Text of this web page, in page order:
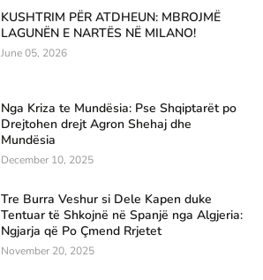
KUSHTRIM PËR ATDHEUN: MBROJMË
LAGUNËN E NARTËS NË MILANO!
June 05, 2026
Nga Kriza te Mundësia: Pse Shqiptarët po
Drejtohen drejt Agron Shehaj dhe
Mundësia
December 10, 2025
Tre Burra Veshur si Dele Kapen duke
Tentuar të Shkojnë në Spanjë nga Algjeria:
Ngjarja që Po Çmend Rrjetet
November 20, 2025